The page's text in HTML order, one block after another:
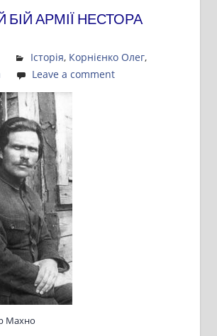
БІЙ АРМІЇ НЕСТОРА
Admin
Історія, Корнієнко Олег,
Leave a comment
Махно